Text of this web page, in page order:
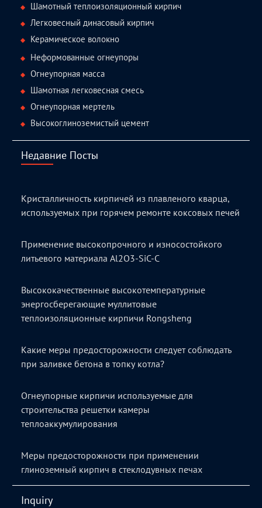
Шамотный теплоизоляционный кирпич
Легковесный динасовый кирпич
Керамическое волокно
Неформованные огнеупоры
Огнеупорная масса
Шамотная легковесная смесь
Огнеупорная мертель
Высокоглиноземистый цемент
Недавние Посты
Кристалличность кирпичей из плавленого кварца,
используемых при горячем ремонте коксовых печей
Применение высокопрочного и износостойкого
литьевого материала Al2O3-SiC-C
Высококачественные высокотемпературные
энергосберегающие муллитовые
теплоизоляционные кирпичи Rongsheng
Какие меры предосторожности следует соблюдать
при заливке бетона в топку котла?
Огнеупорные кирпичи используемые для
строительства решетки камеры
теплоаккумулирования
Меры предосторожности при применении
глиноземный кирпич в стеклодувных печах
Inquiry